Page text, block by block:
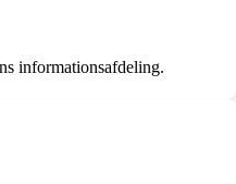
informationsafdeling.